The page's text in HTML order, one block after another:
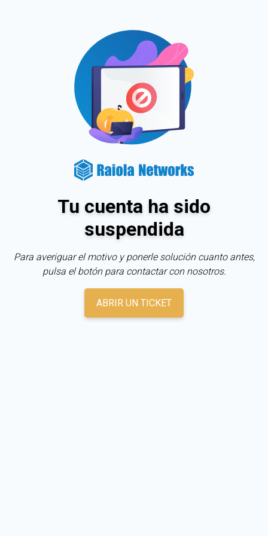
Tu cuenta ha sido
suspendida
Para averiguar el motivo y ponerle solución cuanto antes,
pulsa el botón para contactar con nosotros.
ABRIR UN TICKET